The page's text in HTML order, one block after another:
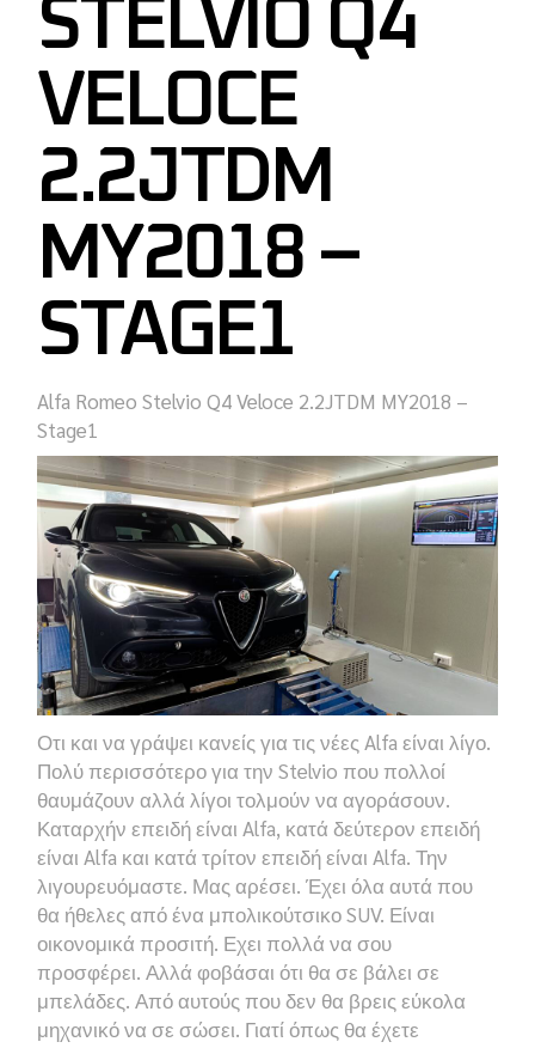
STELVIO Q4
VELOCE
2.2JTDM
MY2018 –
STAGE1
Alfa Romeo Stelvio Q4 Veloce 2.2JTDM MY2018 –
Stage1
Οτι και να γράψει κανείς για τις νέες Alfaείναι λίγο.
Πολύ περισσότερο για τηνStelvioπου πολλοί
θαυμάζουν αλλά λίγοι τολμούν να αγοράσουν.
Καταρχήν επειδή είναι Alfa, κατά δεύτερον επειδή
είναι Alfa και κατά τρίτον επειδή είναι Alfa.Την
λιγουρευόμαστε. Μας αρέσει. Έχει όλα αυτά που
θα ήθελες από ένα μπολικούτσικοSUV. Είναι
οικονομικά προσιτή. Εχει πολλά να σου
προσφέρει. Αλλά φοβάσαι ότι θα σε βάλει σε
μπελάδες. Από αυτούς που δεν θα βρεις εύκολα
μηχανικό να σε σώσει. Γιατί όπως θα έχετε